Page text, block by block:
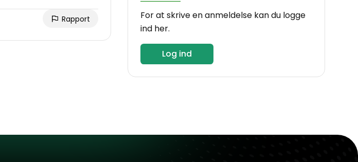
Rapport
For at skrive en anmeldelse kan du logge
ind her.
Log ind